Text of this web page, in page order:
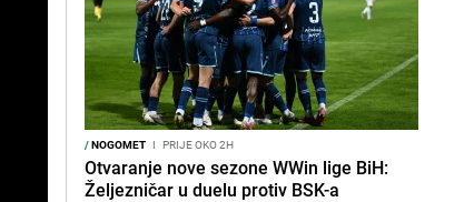
/NOGOMET I PRIJE OKO 2H
Otvaranje nove sezone WWin lige BiH:
Željezničar u duelu protiv BSK-a